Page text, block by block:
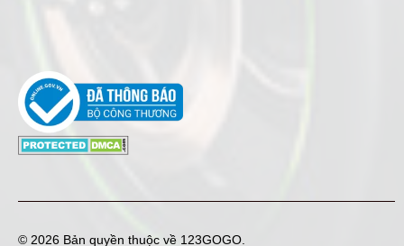
© 2026 Bản quyền thuộc về 123GOGO